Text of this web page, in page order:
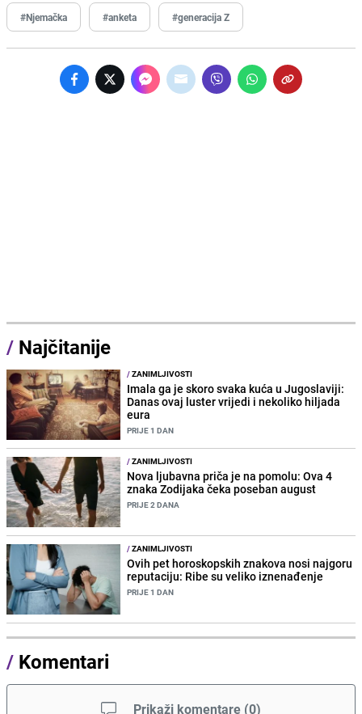
#Njemačka #anketa #generacija Z
/ Najčitanije
/ZANIMLJIVOSTI
Imala ga je skoro svaka kuća u Jugoslaviji:
Danas ovaj luster vrijedi i nekoliko hiljada
eura
PRIJE 1 DAN
/ZANIMLJIVOSTI
Nova ljubavna priča je na pomolu: Ova 4
znaka Zodijaka čeka poseban august
PRIJE 2 DANA
/ZANIMLJIVOSTI
Ovih pet horoskopskih znakova nosi najgoru
reputaciju: Ribe su veliko iznenađenje
PRIJE 1 DAN
/ Komentari
Prikaži komentare (0)